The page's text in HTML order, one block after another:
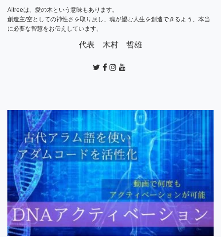
Aitreeは、愛の木という意味もあります。
創造主/空としての神性さを取り戻し、魂が望む人生を創造できるよう、本当
に必要な智慧をお伝えしています。
代表 木村 哲雄